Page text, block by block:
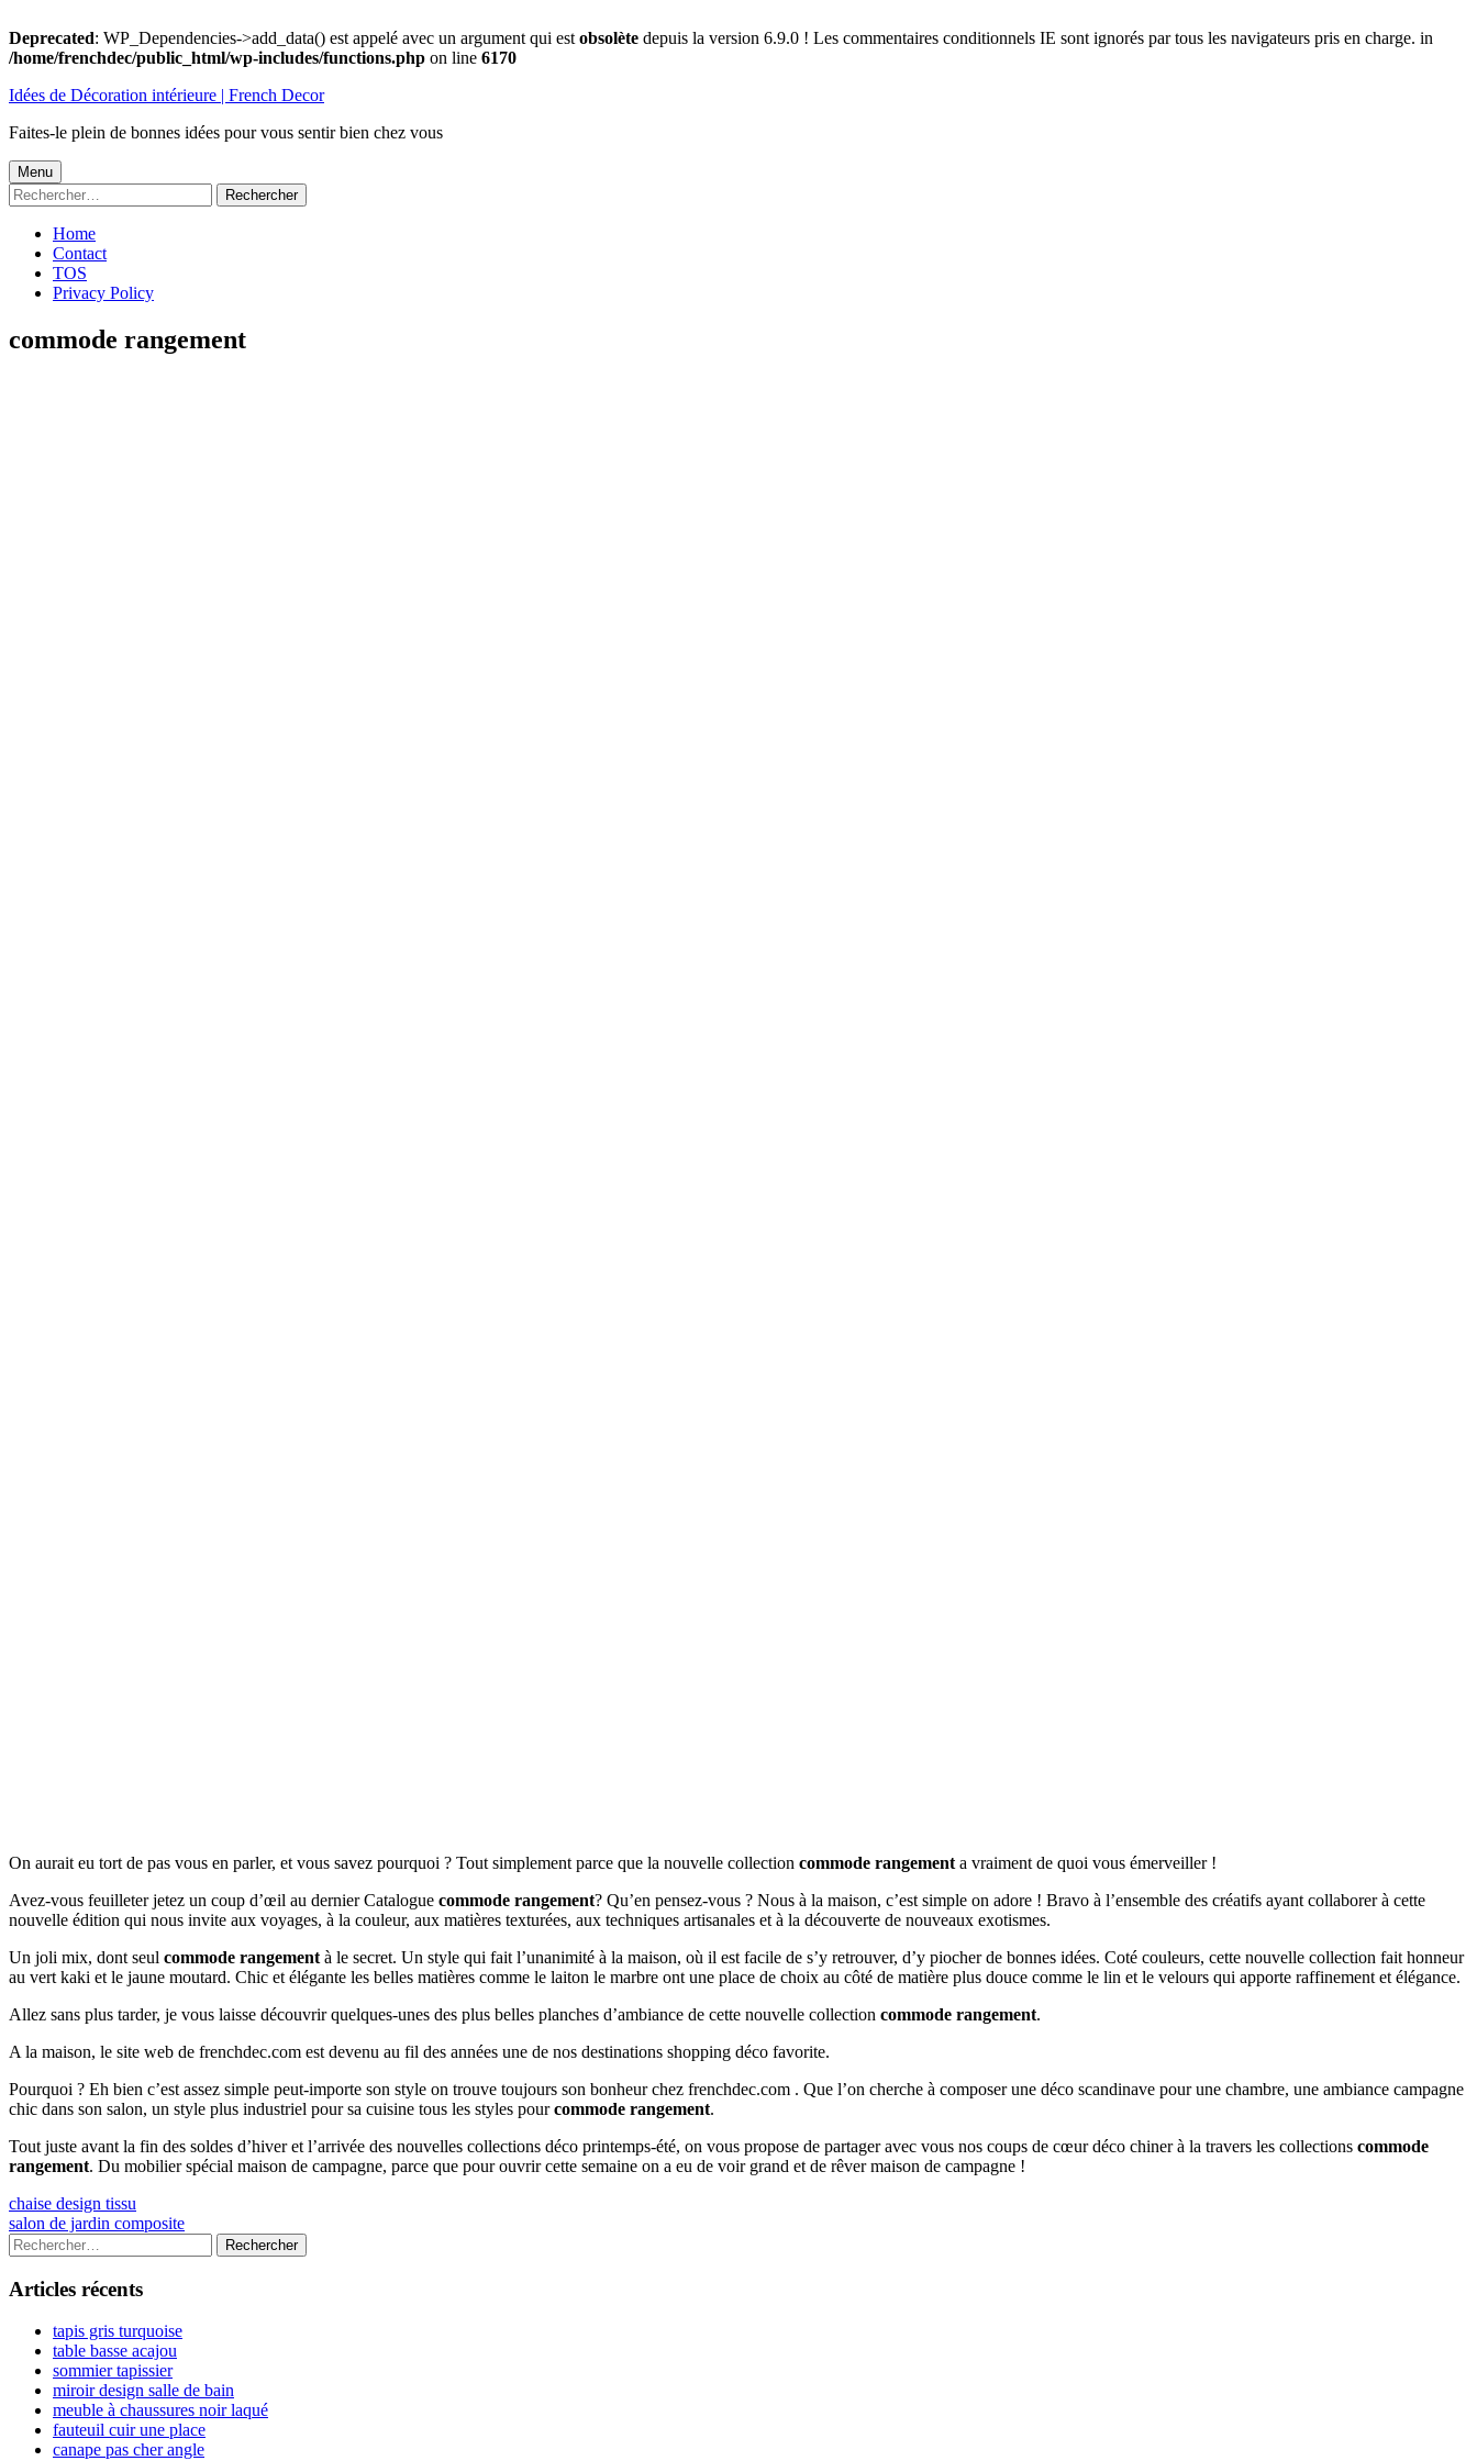
Deprecated: WP_Dependencies->add_data() est appelé avec un argument qui est obsolète depuis la version 6.9.0 ! Les commentaires conditionnels IE sont ignorés par tous les navigateurs pris en charge. in
/home/frenchdec/public_html/wp-includes/functions.php on line 6170
au
Idées de Décoration intérieure | French Decor
Faites-le plein de bonnes idées pour vous sentir bien chez vous
Menu
principal
Menu
Rechercher :
Home
Contact
TOS
Privacy Policy
commode rangement
On aurait eu tort de pas vous en parler, et vous savez pourquoi ? Tout simplement parce que la nouvelle collection commode rangement a vraiment de quoi vous émerveiller !
Avez-vous feuilleter jetez un coup d’œil au dernier Catalogue commode rangement? Qu’en pensez-vous ? Nous à la maison, c’est simple on adore ! Bravo à l’ensemble des créatifs ayant collaborer à cette
nouvelle édition qui nous invite aux voyages, à la couleur, aux matières texturées, aux techniques artisanales et à la découverte de nouveaux exotismes.
Un joli mix, dont seul commode rangement à le secret. Un style qui fait l’unanimité à la maison, où il est facile de s’y retrouver, d’y piocher de bonnes idées. Coté couleurs, cette nouvelle collection fait honneur
au vert kaki et le jaune moutard. Chic et élégante les belles matières comme le laiton le marbre ont une place de choix au côté de matière plus douce comme le lin et le velours qui apporte raffinement et élégance.
Allez sans plus tarder, je vous laisse découvrir quelques-unes des plus belles planches d’ambiance de cette nouvelle collection commode rangement.
A la maison, le site web de frenchdec.com est devenu au fil des années une de nos destinations shopping déco favorite.
Pourquoi ? Eh bien c’est assez simple peut-importe son style on trouve toujours son bonheur chez frenchdec.com . Que l’on cherche à composer une déco scandinave pour une chambre, une ambiance campagne
chic dans son salon, un style plus industriel pour sa cuisine tous les styles pourcommode rangement.
Tout juste avant la fin des soldes d’hiver et l’arrivée des nouvelles collections déco printemps-été, on vous propose de partager avec vous nos coups de cœur déco chiner à la travers les collections commode
rangement. Du mobilier spécial maison de campagne, parce que pour ouvrir cette semaine on a eu de voir grand et de rêver maison de campagne !
Navigation
de
l’article
Previous
article:
chaise design tissu
Next
article:
salon de jardin composite
Colonne
latérale
principale
Rechercher :
Articles récents
tapis gris turquoise
table basse acajou
sommier tapissier
miroir design salle de bain
meuble à chaussures noir laqué
fauteuil cuir une place
canape pas cher angle